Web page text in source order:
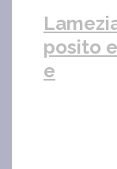
posito
e